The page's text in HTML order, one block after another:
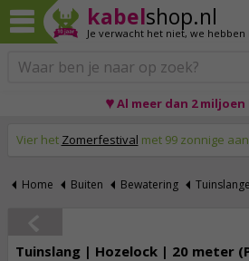
kabelshop.nl
Je verwacht het niet, we hebben
♥ Al meer dan 2
Vier het Zomerfestival met 99 zonnige
Home Buiten Bewatering
Tuinslang | Hozelock | 20 meter